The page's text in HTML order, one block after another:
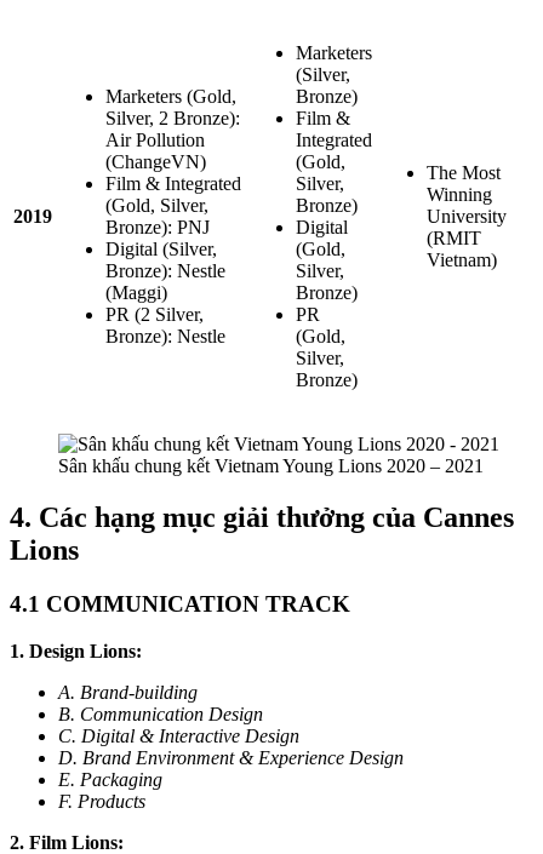
2019
Marketers (Gold,
Silver, 2 Bronze):
Air Pollution
(ChangeVN)
Film & Integrated
(Gold, Silver,
Bronze): PNJ
Digital (Silver,
Bronze): Nestle
(Maggi)
PR (2 Silver,
Bronze): Nestle
Marketers
(Silver,
Bronze)
Film &
Integrated
(Gold,
Silver,
Bronze)
Digital
(Gold,
Silver,
Bronze)
PR
(Gold,
Silver,
Bronze)
The Most
Winning
University
(RMIT
Vietnam)
Sân khấu chung kết Vietnam Young Lions 2020 – 2021
4. Các hạng mục giải thưởng của Cannes
Lions
4.1 COMMUNICATION TRACK
1. Design Lions:
A. Brand-building
B. Communication Design
C. Digital & Interactive Design
D. Brand Environment & Experience Design
E. Packaging
F. Products
2. Film Lions: